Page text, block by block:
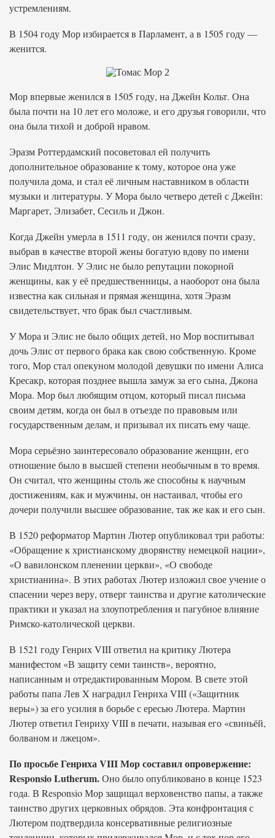
устремлениям.
В 1504 году Мор избирается в Парламент, а в 1505 году —
женится.
Мор впервые женился в 1505 году, на Джейн Кольт. Она
была почти на 10 лет его моложе, и его друзья говорили, что
она была тихой и доброй нравом.
Эразм Роттердамский посоветовал ей получить
дополнительное образование к тому, которое она уже
получила дома, и стал её личным наставником в области
музыки и литературы. У Мора было четверо детей с Джейн:
Маргарет, Элизабет, Сесиль и Джон.
Когда Джейн умерла в 1511 году, он женился почти сразу,
выбрав в качестве второй жены богатую вдову по имени
Элис Мидлтон. У Элис не было репутации покорной
женщины, как у её предшественницы, а наоборот она была
известна как сильная и прямая женщина, хотя Эразм
свидетельствует, что брак был счастливым.
У Мора и Элис не было общих детей, но Мор воспитывал
дочь Элис от первого брака как свою собственную. Кроме
того, Мор стал опекуном молодой девушки по имени Алиса
Кресакр, которая позднее вышла замуж за его сына, Джона
Мора. Мор был любящим отцом, который писал письма
своим детям, когда он был в отъезде по правовым или
государственным делам, и призывал их писать ему чаще.
Мора серьёзно заинтересовало образование женщин, его
отношение было в высшей степени необычным в то время.
Он считал, что женщины столь же способны к научным
достижениям, как и мужчины, он настаивал, чтобы его
дочери получили высшее образование, так же как и его сын.
В 1520 реформатор Мартин Лютер опубликовал три работы:
«Обращение к христианскому дворянству немецкой нации»,
«О вавилонском пленении церкви», «О свободе
христианина». В этих работах Лютер изложил свое учение о
спасении через веру, отверг таинства и другие католические
практики и указал на злоупотребления и пагубное влияние
Римско-католической церкви.
В 1521 году Генрих VIII ответил на критику Лютера
манифестом «В защиту семи таинств», вероятно,
написанным и отредактированным Мором. В свете этой
работы папа Лев X наградил Генриха VIII («Защитник
веры») за его усилия в борьбе с ересью Лютера. Мартин
Лютер ответил Генриху VIII в печати, называя его «свиньёй,
болваном и лжецом».
По просьбе Генриха VIII Мор составил опровержение:
Responsio Lutherum.Оно было опубликовано в конце 1523
года. В Responsio Мор защищал верховенство папы, а также
таинство других церковных обрядов. Эта конфронтация с
Лютером подтвердила консервативные религиозные